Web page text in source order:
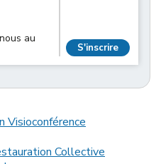
au
S'inscrire
Visioconférence
Collective